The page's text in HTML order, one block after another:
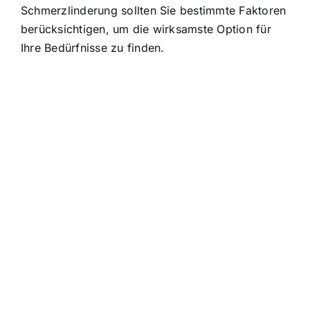
Schmerzlinderung sollten Sie bestimmte Faktoren
berücksichtigen, um die wirksamste Option für
Ihre Bedürfnisse zu finden.